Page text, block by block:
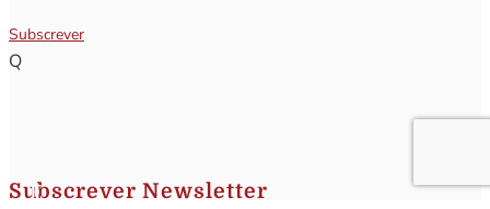
Subscrever
Q
Subscrever Newsletter